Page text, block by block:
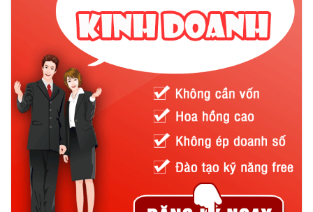
- Chất vải lưới thoáng mát, gọn nhẹ hoạt động thoải mái
- Di chuyển linh hoạt, có thể gập gọn chiếc áo, để gọn trong
balo hay túi xách.
- Cực kì nhiều màu sắc cho khách hàng tha hồ lựa chọn.
Mẫu áo phản quang môi trường